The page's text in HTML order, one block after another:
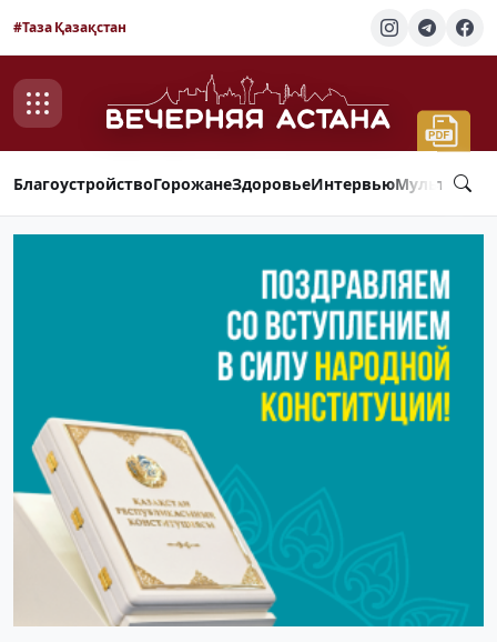
#Таза Қазақстан
БлагоустройствоГорожанеЗдоровьеИнтервью